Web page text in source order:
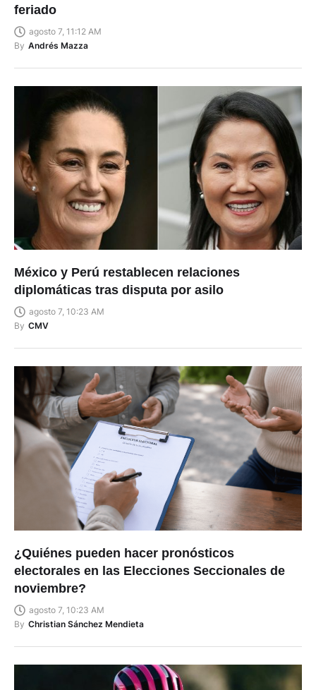
feriado
agosto 7, 11:12 AM
By Andrés Mazza
México y Perú restablecen relaciones
diplomáticas tras disputa por asilo
agosto 7, 10:23 AM
By CMV
¿Quiénes pueden hacer pronósticos
electorales en las Elecciones Seccionales de
noviembre?
agosto 7, 10:23 AM
By Christian Sánchez Mendieta